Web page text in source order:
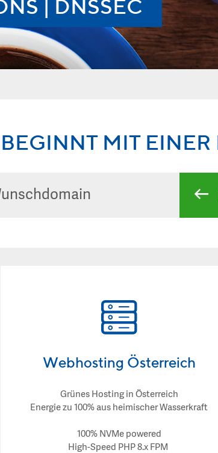
| DNSSEC
MIT
Webhosting Österreich
Grünes Hosting in Österreich
Energie zu 100% aus heimischer Wasserkraft
100% NVMe powered
High-Speed PHP 8.x FPM